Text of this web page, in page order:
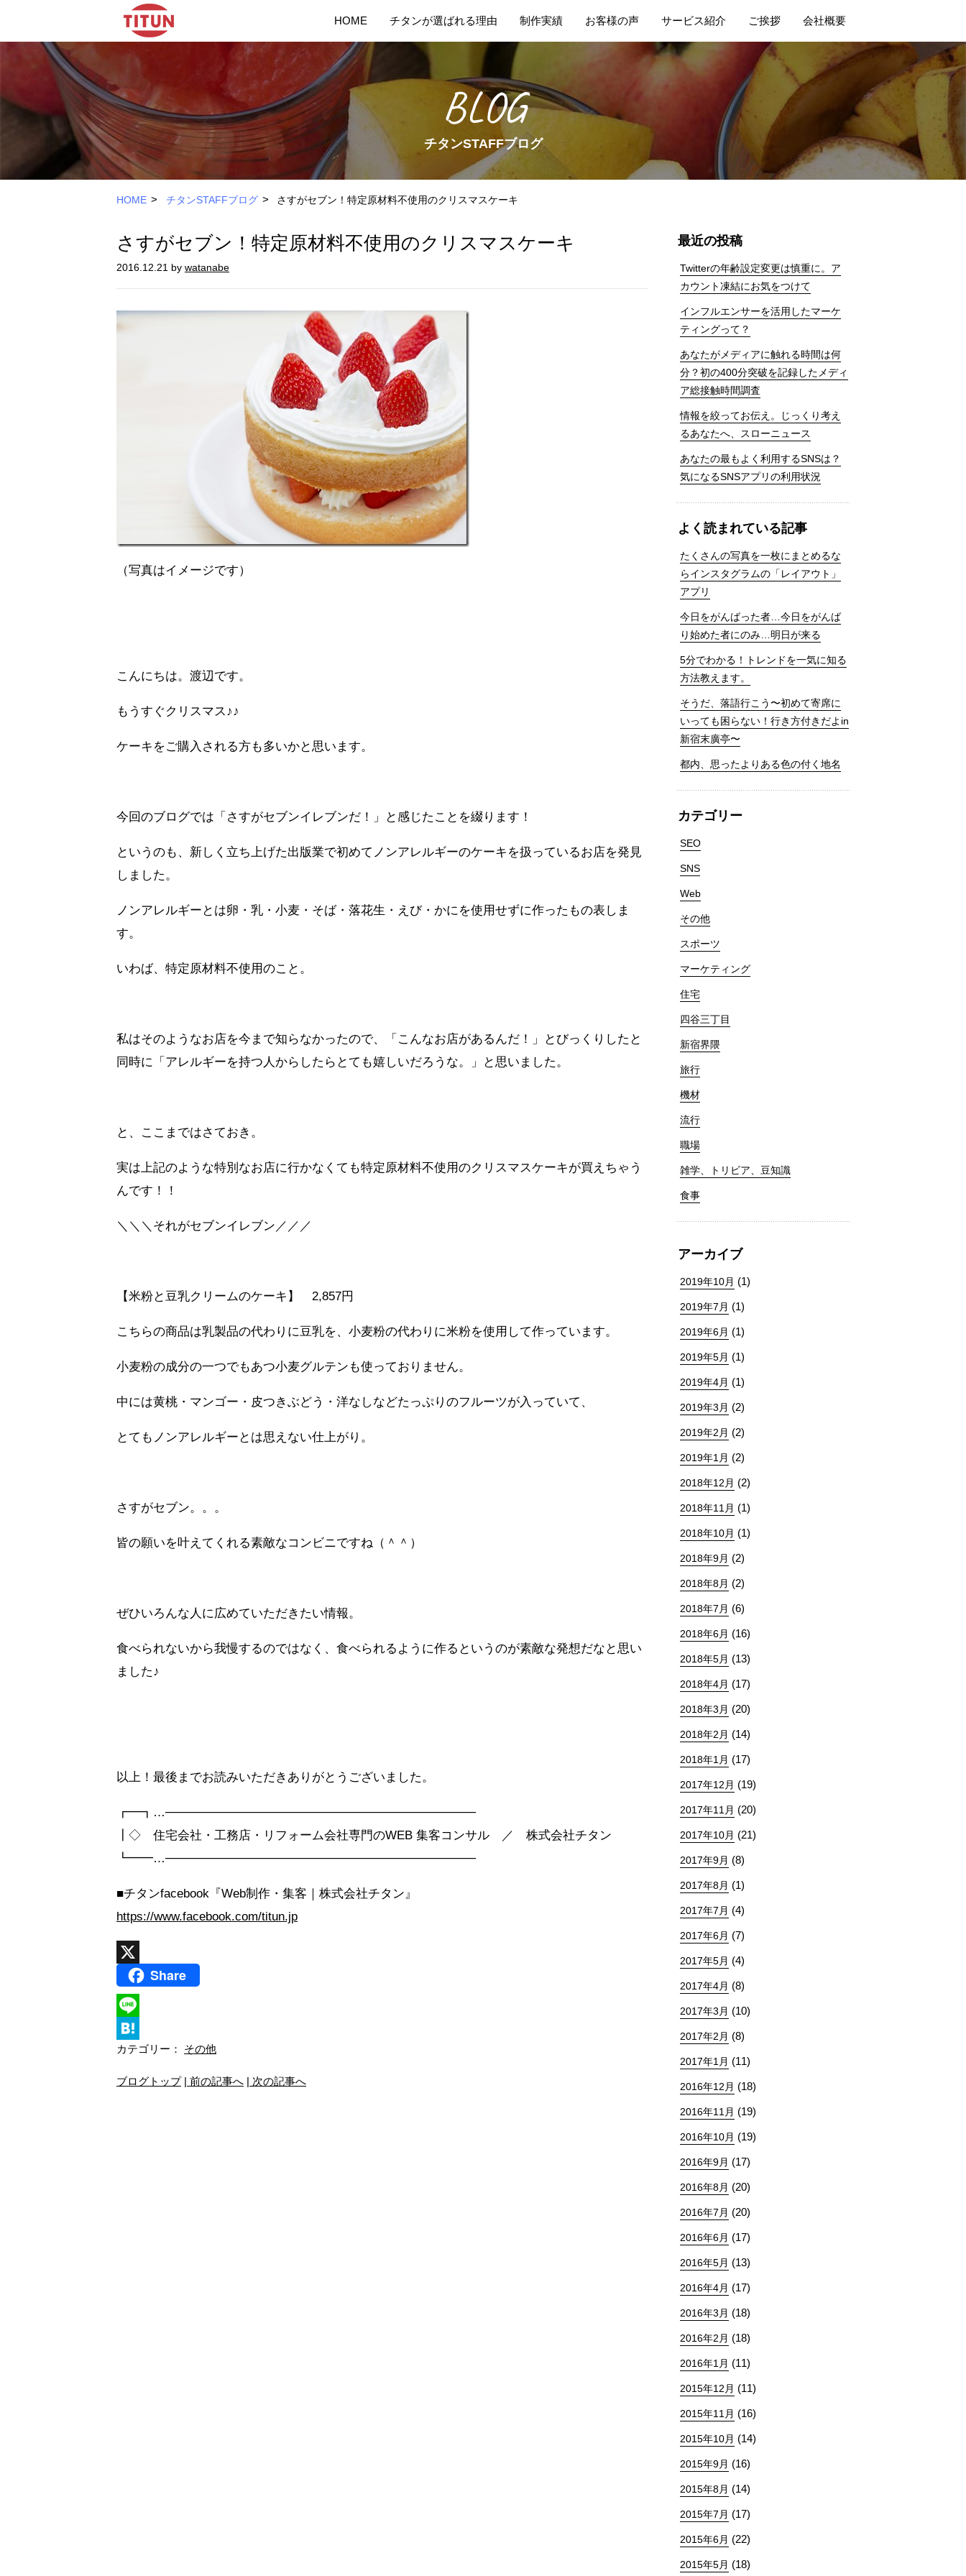
HOME チタンが選ばれる理由 制作実績 お客様の声 サービス紹介 ご挨拶 会社概要
BLOG
チタンSTAFFブログ
HOME > チタンSTAFFブログ > さすがセブン！特定原材料不使用のクリスマスケーキ
さすがセブン！特定原材料不使用のクリスマスケーキ
2016.12.21 by watanabe
（写真はイメージです）
こんにちは。渡辺です。
もうすぐクリスマス♪♪
ケーキをご購入される方も多いかと思います。
今回のブログでは「さすがセブンイレブンだ！」と感じたことを綴ります！
というのも、新しく立ち上げた出版業で初めてノンアレルギーのケーキを扱っているお店を発見
しました。
ノンアレルギーとは卵・乳・小麦・そば・落花生・えび・かにを使用せずに作ったもの表しま
す。
いわば、特定原材料不使用のこと。
私はそのようなお店を今まで知らなかったので、「こんなお店があるんだ！」とびっくりしたと
同時に「アレルギーを持つ人からしたらとても嬉しいだろうな。」と思いました。
と、ここまではさておき。
実は上記のような特別なお店に行かなくても特定原材料不使用のクリスマスケーキが買えちゃう
んです！！
＼＼＼それがセブンイレブン／／／
【米粉と豆乳クリームのケーキ】 2,857円
こちらの商品は乳製品の代わりに豆乳を、小麦粉の代わりに米粉を使用して作っています。
小麦粉の成分の一つでもあつ小麦グルテンも使っておりません。
中には黄桃・マンゴー・皮つきぶどう・洋なしなどたっぷりのフルーツが入っていて、
とてもノンアレルギーとは思えない仕上がり。
さすがセブン。。。
皆の願いを叶えてくれる素敵なコンビニですね（＾＾）
ぜひいろんな人に広めていただきたい情報。
食べられないから我慢するのではなく、食べられるように作るというのが素敵な発想だなと思い
ました♪
以上！最後までお読みいただきありがとうございました。
┏━┓…────────────────────────────────────
┃◇ 住宅会社・工務店・リフォーム会社専門のWEB 集客コンサル ／ 株式会社チタン
┗━━…────────────────────────────────────
■チタンfacebook『Web制作・集客｜株式会社チタン』
https://www.facebook.com/titun.jp
Share
L
iH
カテゴリー： その他
ブログトップ | 前の記事へ | 次の記事へ
最近の投稿
Twitterの年齢設定変更は慎重に。ア
カウント凍結にお気をつけて
インフルエンサーを活用したマーケ
ティングって？
あなたがメディアに触れる時間は何
分？初の400分突破を記録したメディ
ア総接触時間調査
情報を絞ってお伝え。じっくり考え
るあなたへ、スローニュース
あなたの最もよく利用するSNSは？
気になるSNSアプリの利用状況
よく読まれている記事
たくさんの写真を一枚にまとめるな
らインスタグラムの「レイアウト」
アプリ
今日をがんばった者…今日をがんば
り始めた者にのみ…明日が来る
5分でわかる！トレンドを一気に知る
方法教えます。
そうだ、落語行こう〜初めて寄席に
いっても困らない！行き方付きだよin
新宿末廣亭〜
都内、思ったよりある色の付く地名
カテゴリー
SEO
SNS
Web
その他
スポーツ
マーケティング
住宅
四谷三丁目
新宿界隈
旅行
機材
流行
職場
雑学、トリビア、豆知識
食事
アーカイブ
2019年10月 (1)
2019年7月 (1)
2019年6月 (1)
2019年5月 (1)
2019年4月 (1)
2019年3月 (2)
2019年2月 (2)
2019年1月 (2)
2018年12月 (2)
2018年11月 (1)
2018年10月 (1)
2018年9月 (2)
2018年8月 (2)
2018年7月 (6)
2018年6月 (16)
2018年5月 (13)
2018年4月 (17)
2018年3月 (20)
2018年2月 (14)
2018年1月 (17)
2017年12月 (19)
2017年11月 (20)
2017年10月 (21)
2017年9月 (8)
2017年8月 (1)
2017年7月 (4)
2017年6月 (7)
2017年5月 (4)
2017年4月 (8)
2017年3月 (10)
2017年2月 (8)
2017年1月 (11)
2016年12月 (18)
2016年11月 (19)
2016年10月 (19)
2016年9月 (17)
2016年8月 (20)
2016年7月 (20)
2016年6月 (17)
2016年5月 (13)
2016年4月 (17)
2016年3月 (18)
2016年2月 (18)
2016年1月 (11)
2015年12月 (11)
2015年11月 (16)
2015年10月 (14)
2015年9月 (16)
2015年8月 (14)
2015年7月 (17)
2015年6月 (22)
2015年5月 (18)